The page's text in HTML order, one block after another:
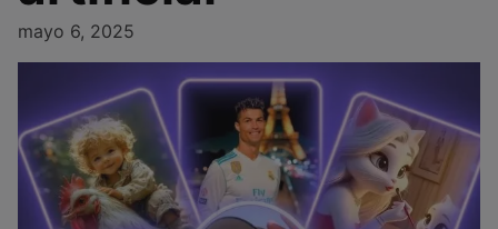
mayo 6, 2025